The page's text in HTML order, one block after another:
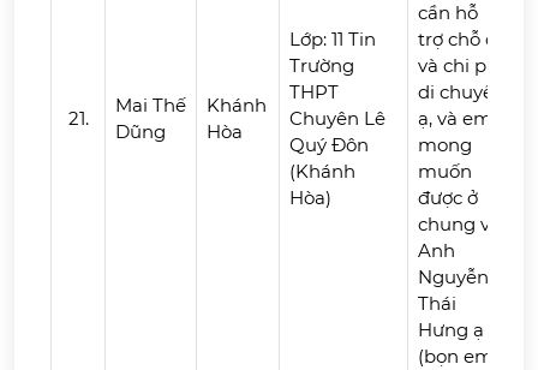
21.
Mai Thế
Dũng
Khánh
Hòa
Lớp: 11 Tin
Trường
THPT
Chuyên Lê
Quý Đôn
(Khánh
Hòa)
cần hỗ
trợ chỗ ở
và chi phí
di chuyển
ạ, và em
mong
muốn
được ở
chung với
Anh
Nguyễn
Thái
Hưng ạ
(bọn em